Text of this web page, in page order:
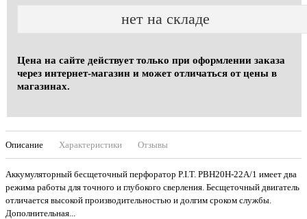
нет на складе
Цена на сайте действует только при оформлении заказа
через интернет-магазин и может отличаться от цены в
магазинах.
Описание Характеристики Отзывы
Аккумуляторный бесщеточный перфоратор P.I.T. PBH20H-22A/1 имеет два
режима работы для точного и глубокого сверления. Бесщеточный двигатель
отличается высокой производительностью и долгим сроком службы.
Дополнительная...